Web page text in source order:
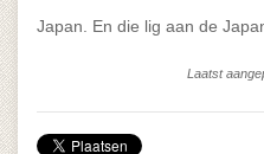
Japan. En die lig aan de
Laatst